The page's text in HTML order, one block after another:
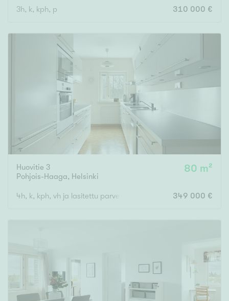
3h, k, kph, p 310 000 €
Huovitie 3
Pohjois-Haaga, Helsinki
80 m²
4h, k, kph, vh ja lasitettu parveke 349 000 €